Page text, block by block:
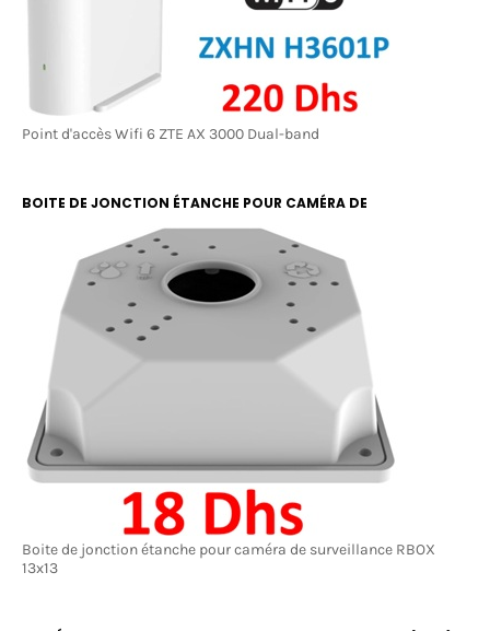
Point d'accès Wifi 6 ZTE AX 3000 Dual-band
BOITE DE JONCTION ÉTANCHE POUR CAMÉRA DE
SURVEILLANCE RBOX 13X13
Boite de jonction étanche pour caméra de surveillance RBOX
13x13